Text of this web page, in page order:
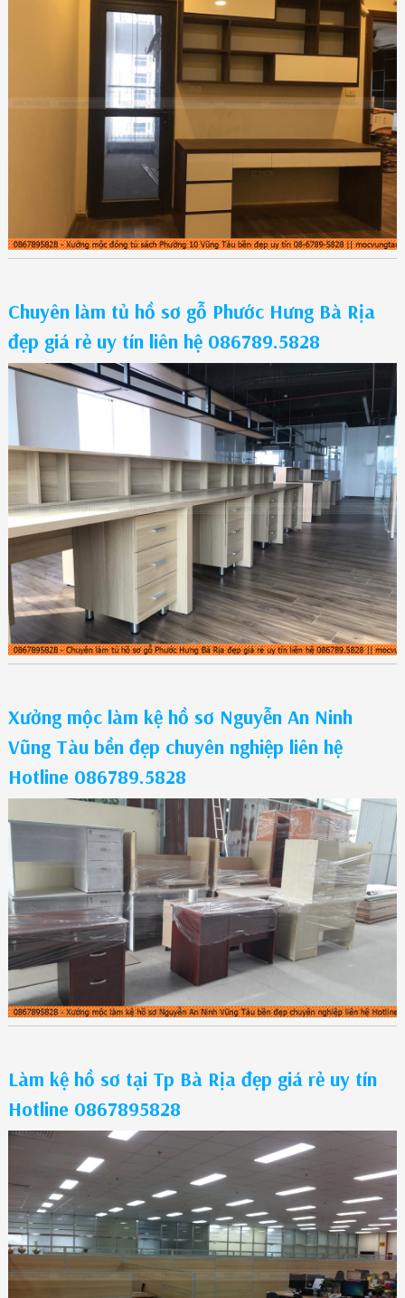
Chuyên làm tủ hồ sơ gỗ Phước Hưng Bà Rịa
đẹp giá rẻ uy tín liên hệ 086789.5828
Xưởng mộc làm kệ hồ sơ Nguyễn An Ninh
Vũng Tàu bền đẹp chuyên nghiệp liên hệ
Hotline 086789.5828
Làm kệ hồ sơ tại Tp Bà Rịa đẹp giá rẻ uy tín
Hotline 0867895828